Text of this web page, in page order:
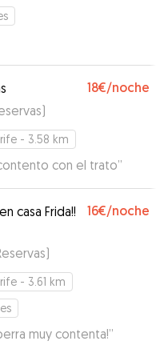
18€/noche
)
- 3.58 km
con el trato”
casa Frida!!
16€/noche
)
- 3.61 km
muy contenta!”